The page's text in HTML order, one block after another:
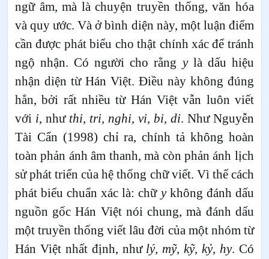
ngữ âm, mà là chuyện truyền thống, văn hóa
và quy ước. Và ở bình diện này, một luận điểm
cần được phát biểu cho thật chính xác để tránh
ngộ nhận. Có người cho rằng ylà dấu hiệu
nhận diện từ Hán Việt. Điều này không đúng
hẳn, bởi rất nhiều từ Hán Việt vẫn luôn viết
với i, như thi, tri, nghi, vi, bi, di. Như Nguyễn
Tài Cẩn (1998) chỉ ra, chính tả không hoàn
toàn phản ánh âm thanh, mà còn phản ánh lịch
sử phát triển của hệ thống chữ viết. Vì thế cách
phát biểu chuẩn xác là: chữ ykhông đánh dấu
nguồn gốc Hán Việt nói chung, mà đánh dấu
một truyền thống viết lâu đời của một nhóm từ
Hán Việt nhất định, như lý, mỹ, kỹ, kỷ, hy. Có